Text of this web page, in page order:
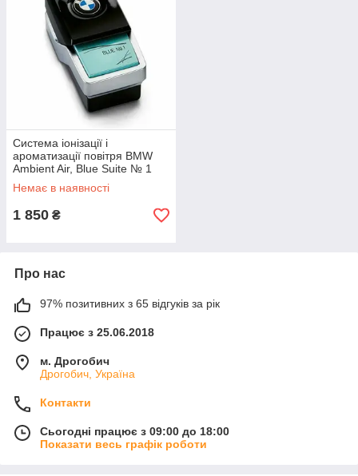
Система іонізації і
ароматизації повітря BMW
Ambient Air, Blue Suite № 1
(64119382585)
Немає в наявності
1 850 ₴
Про нас
97% позитивних з 65 відгуків за рік
Працює з 25.06.2018
м. Дрогобич
Дрогобич, Україна
Контакти
Сьогодні працює з 09:00 до 18:00
Показати весь графік роботи